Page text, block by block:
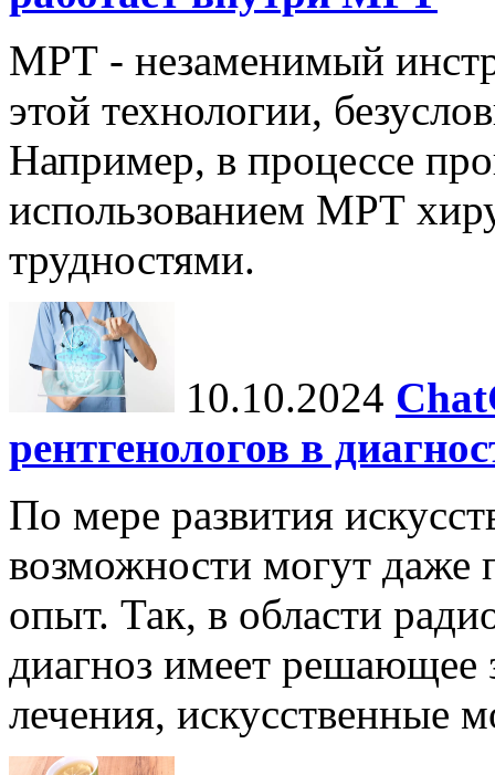
МРТ - незаменимый
этой технологии,
Например, в процессе
использованием МРТ
трудностями.
10.10.2024
рентгенологов в
По мере развития
возможности могут даже
опыт. Так, в области
диагноз имеет решающее
лечения, искусственные